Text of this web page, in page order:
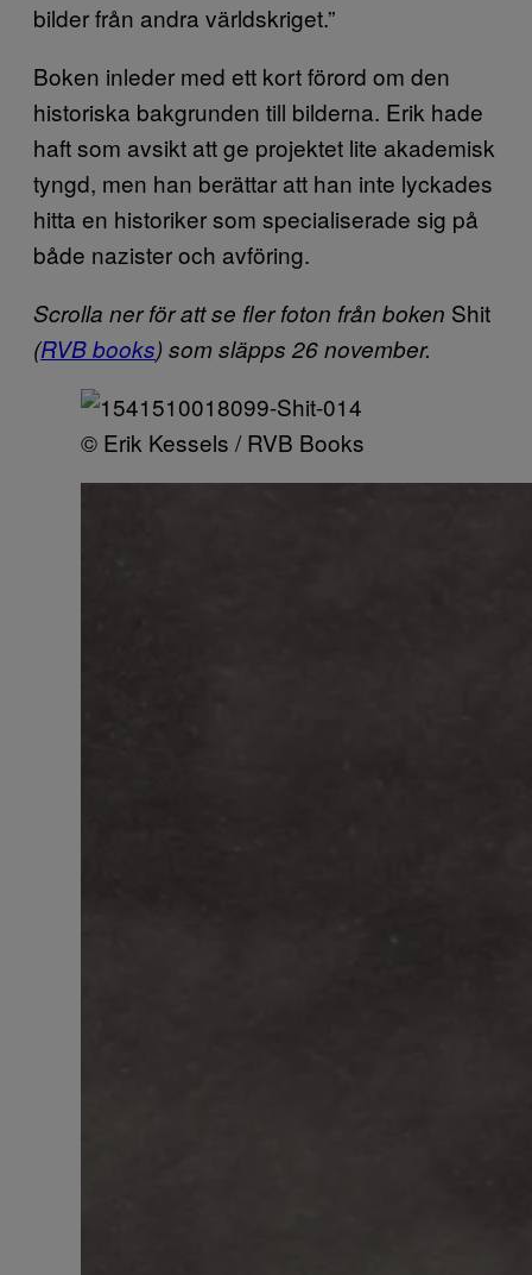
bilder från andra världskriget.”
Boken inleder med ett kort förord om den
historiska bakgrunden till bilderna. Erik hade
haft som avsikt att ge projektet lite akademisk
tyngd, men han berättar att han inte lyckades
hitta en historiker som specialiserade sig på
både nazister och avföring.
Scrolla ner för att se fler foton från boken Shit
(RVB books) som släpps 26 november.
© Erik Kessels / RVB Books